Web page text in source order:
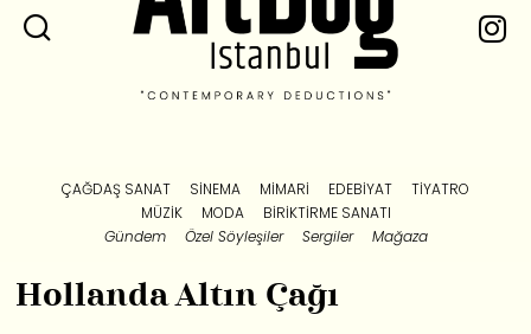
ÇAĞDAŞ SANAT SINEMA MIMARI EDEBIYAT
TIYATRO
MÜZIK
MODA
BIRIKTIRME SANATI
Gündem
Özel Söyleşiler Sergiler Mağaza
Hollanda Altın Çağı